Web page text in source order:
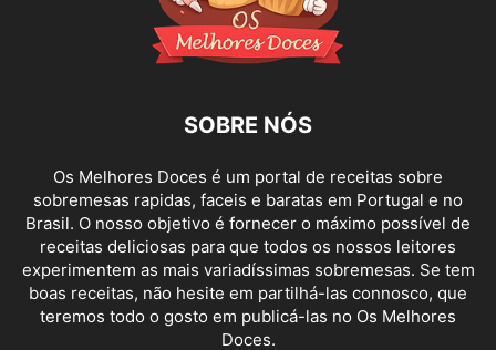
SOBRE NÓS
Os Melhores Doces é um portal de receitas sobre
sobremesas rapidas, faceis e baratas em Portugal e no
Brasil. O nosso objetivo é fornecer o máximo possível de
receitas deliciosas para que todos os nossos leitores
experimentem as mais variadíssimas sobremesas. Se tem
boas receitas, não hesite em partilhá-las connosco, que
teremos todo o gosto em publicá-las no Os Melhores
Doces.